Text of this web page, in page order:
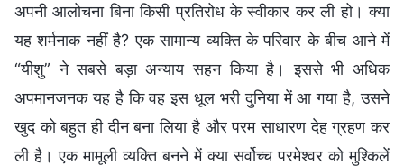
अपनी आलोचना बिना किसी प्रतिरोध के स्वीकार कर ली हो। क्या
यह शर्मनाक नहीं है? एक सामान्य व्यक्ति के परिवार के बीच आने में
“यीशु” ने सबसे बड़ा अन्याय सहन किया है। इससे भी अधिक
अपमानजनक यह है कि वह इस धूल भरी दुनिया में आ गया है, उसने
खुद को बहुत ही दीन बना लिया है और परम साधारण देह ग्रहण कर
ली है। एक मामूली व्यक्ति बनने में क्या सर्वोच्च परमेश्वर को मुश्किलें